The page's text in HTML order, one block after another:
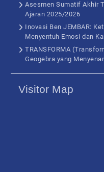
Asesmen Sumatif Akhir
Ajaran 2025/2026
Inovasi Ben JEMBAR:
Menyentuh Emosi dan
TRANSFORMA
Geogebra yang
Visitor Map